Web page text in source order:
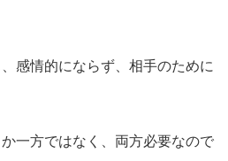
感情的にならず、相手のために
一方ではなく、両方必要なので